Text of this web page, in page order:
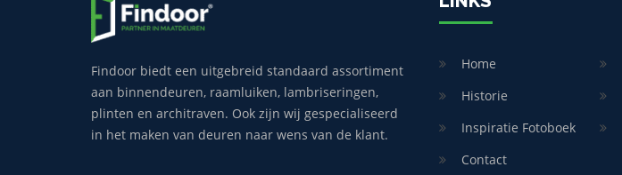
Findoor biedt een uitgebreid standaard assortiment
aan binnendeuren, raamluiken, lambriseringen,
plinten en architraven. Ook zijn wij gespecialiseerd
in het maken van deuren naar wens van de klant.
Home
Historie
Inspiratie Fotoboek
Contact